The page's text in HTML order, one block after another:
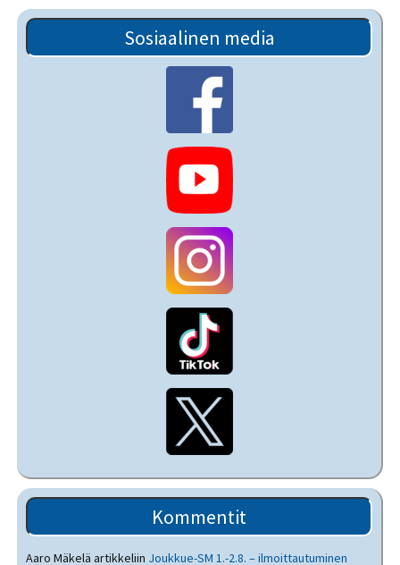
Sosiaalinen media
Kommentit
Aaro Mäkelä artikkeliin Joukkue-SM 1.-2.8. – ilmoittautuminen